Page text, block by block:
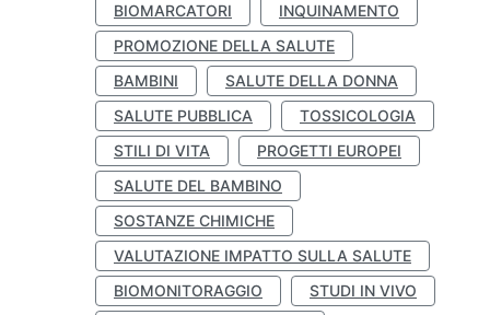
BIOMARCATORI
INQUINAMENTO
PROMOZIONE DELLA SALUTE
BAMBINI
SALUTE DELLA DONNA
SALUTE PUBBLICA
TOSSICOLOGIA
STILI DI VITA
PROGETTI EUROPEI
SALUTE DEL BAMBINO
SOSTANZE CHIMICHE
VALUTAZIONE IMPATTO SULLA SALUTE
BIOMONITORAGGIO
STUDI IN VIVO